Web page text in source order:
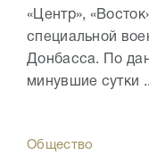
«Центр»,
специальной
Донбасса. По
минувшие сутки
Общество